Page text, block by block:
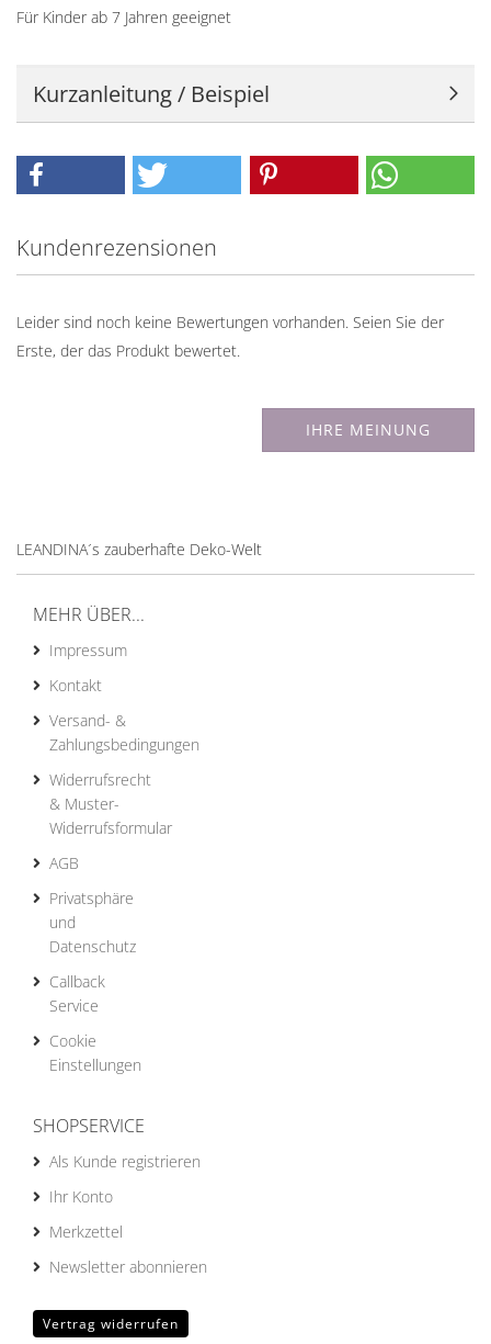
Für Kinder ab 7 Jahren geeignet
Kurzanleitung / Beispiel
Kundenrezensionen
Leider sind noch keine Bewertungen vorhanden. Seien Sie der
Erste, der das Produkt bewertet.
IHRE MEINUNG
LEANDINA´s zauberhafte Deko-Welt
MEHR ÜBER...
Impressum
Kontakt
Versand- &
Zahlungsbedingungen
Widerrufsrecht
& Muster-
Widerrufsformular
AGB
Privatsphäre
und
Datenschutz
Callback
Service
Cookie
Einstellungen
SHOPSERVICE
Als Kunde registrieren
Ihr Konto
Merkzettel
Newsletter abonnieren
Vertrag widerrufen